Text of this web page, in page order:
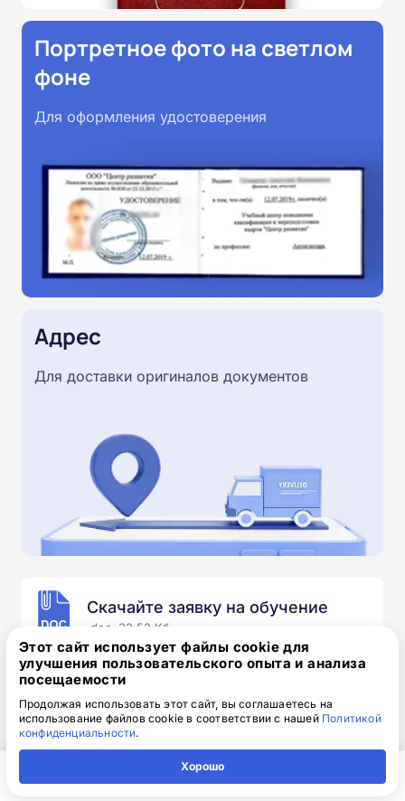
Портретное фото на светлом
фоне
Для оформления удостоверения
Адрес
Для доставки оригиналов документов
Скачайте заявку на обучение
.doc, 32.52 Кб
Скачайте шаблон, заполните и отправьте по
электронной почте
Обязательно укажите контактный номер телефон.
Наш специалист свяжется с вами и утонит все
детали.
Этот сайт использует файлы cookie для
улучшения пользовательского опыта и анализа
посещаемости
Продолжая использовать этот сайт, вы соглашаетесь на
использование файлов cookie в соответствии с нашей Политикой
конфиденциальности.
Хорошо